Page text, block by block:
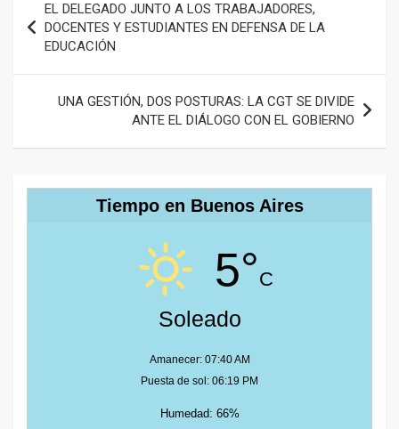
de
entradas
EL DELEGADO JUNTO A LOS TRABAJADORES,
DOCENTES Y ESTUDIANTES EN DEFENSA DE LA
EDUCACIÓN
UNA GESTIÓN, DOS POSTURAS: LA CGT SE DIVIDE
ANTE EL DIÁLOGO CON EL GOBIERNO
Tiempo en Buenos Aires
5°C
Soleado
Amanecer: 07:40 AM
Puesta de sol: 06:19 PM
Humedad: 66%